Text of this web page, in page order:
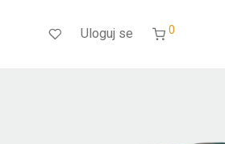
Uloguj se 0